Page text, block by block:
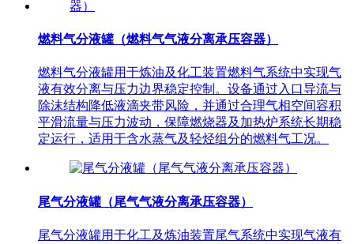
燃料气分液罐（燃料气气液分离承压容器）
燃料气分液罐用于炼油及化工装置燃料气系统中实现气
液有效分离与压力边界稳定控制。设备通过入口导流与
除沫结构降低液滴夹带风险，并通过合理气相空间容积
平滑流量与压力波动，保障燃烧器及加热炉系统长期稳
定运行，适用于含水蒸气及轻烃组分的燃料气工况。
尾气分液罐（尾气气液分离承压容器）
尾气分液罐用于化工及炼油装置尾气系统中实现气液有